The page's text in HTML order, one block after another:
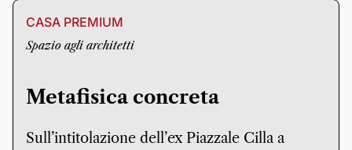
CASA PREMIUM
Spazio agli architetti
Metafisica concreta
Sull’intitolazione dell’ex Piazzale Cilla a